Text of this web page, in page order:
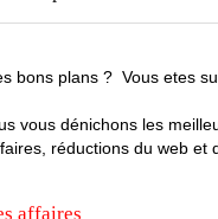
bons plans ? Vous etes
vous dénichons les
réductions du web et
affaires